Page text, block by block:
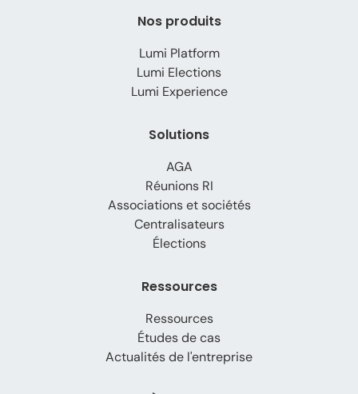
Nos produits
Lumi Platform
Lumi Elections
Lumi Experience
Solutions
AGA
Réunions RI
Associations et sociétés
Centralisateurs
Élections
Ressources
Ressources
Études de cas
Actualités de l'entreprise